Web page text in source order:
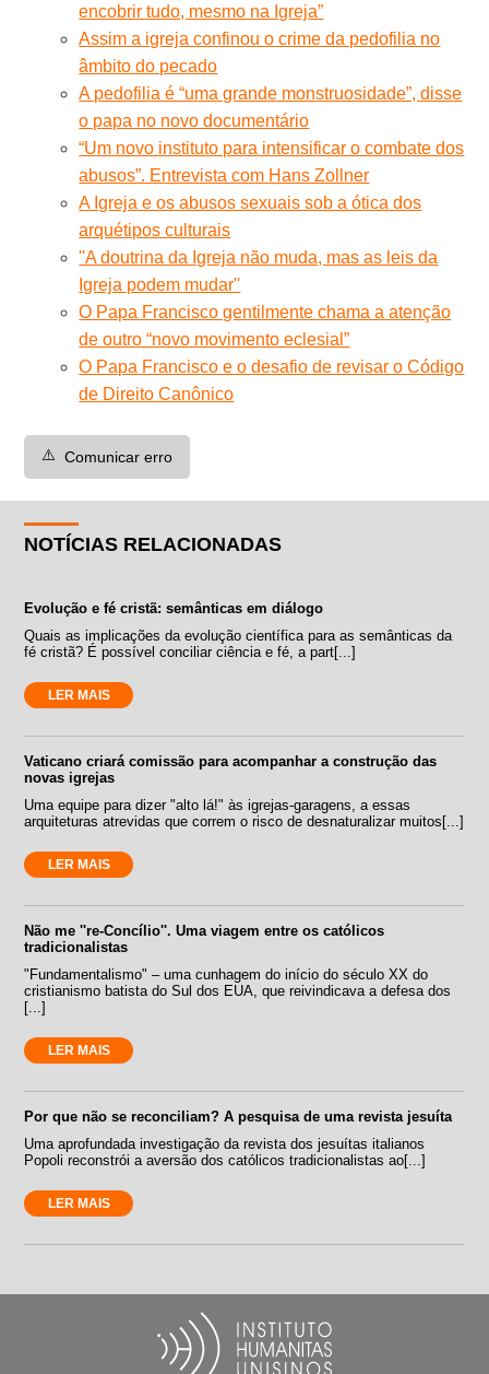
encobrir tudo, mesmo na Igreja”
Assim a igreja confinou o crime da pedofilia no
âmbito do pecado
A pedofilia é “uma grande monstruosidade”, disse
o papa no novo documentário
“Um novo instituto para intensificar o combate dos
abusos”. Entrevista com Hans Zollner
A Igreja e os abusos sexuais sob a ótica dos
arquétipos culturais
''A doutrina da Igreja não muda, mas as leis da
Igreja podem mudar''
O Papa Francisco gentilmente chama a atenção
de outro “novo movimento eclesial”
O Papa Francisco e o desafio de revisar o Código
de Direito Canônico
⚠️ Comunicar erro
NOTÍCIAS RELACIONADAS
Evolução e fé cristã: semânticas em diálogo
Quais as implicações da evolução científica para as semânticas da
fé cristã? É possível conciliar ciência e fé, a part[...]
LER MAIS
Vaticano criará comissão para acompanhar a construção das
novas igrejas
Uma equipe para dizer "alto lá!" às igrejas-garagens, a essas
arquiteturas atrevidas que correm o risco de desnaturalizar muitos[...]
LER MAIS
Não me ''re-Concílio''. Uma viagem entre os católicos
tradicionalistas
"Fundamentalismo" – uma cunhagem do início do século XX do
cristianismo batista do Sul dos EUA, que reivindicava a defesa dos
[...]
LER MAIS
Por que não se reconciliam? A pesquisa de uma revista jesuíta
Uma aprofundada investigação da revista dos jesuítas italianos
Popoli reconstrói a aversão dos católicos tradicionalistas ao[...]
LER MAIS